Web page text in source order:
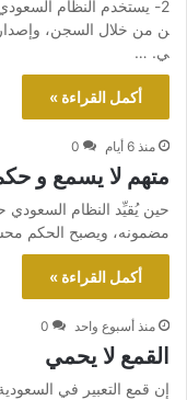
2- يستخدم النظام
ن من خلال السجن، وإصدار
ي. …
أكمل القراءة »
منذ 6 أيام 0
متهم لا يسمع و
حين يُقيِّد النظام
مضمونه، ويصبح الحكم
أكمل القراءة »
منذ أسبوع واحد 0
القمع لا يحمي
إن قمع التعبير في